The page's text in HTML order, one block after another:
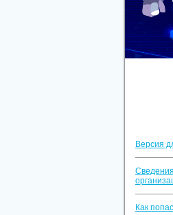
Версия
Как